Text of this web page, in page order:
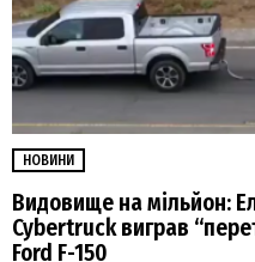
НОВИНИ
Видовище на мільйон:
Cybertruck виграв
Ford F-150